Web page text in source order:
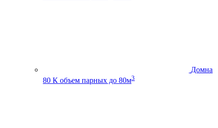
Домна
80 К объем парных до 80м3